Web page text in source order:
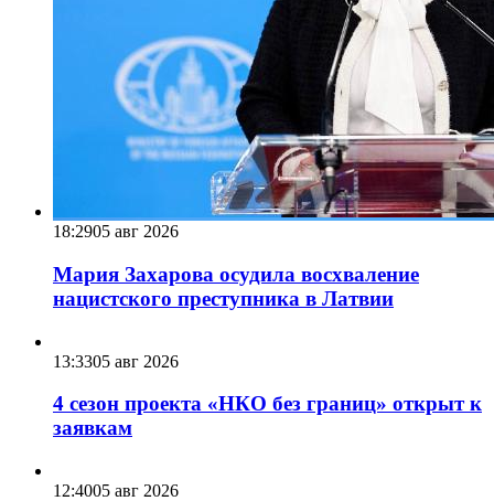
18:2905 авг 2026
Мария Захарова осудила восхваление
нацистского преступника в Латвии
13:3305 авг 2026
4 сезон проекта «НКО без границ» открыт к
заявкам
12:4005 авг 2026